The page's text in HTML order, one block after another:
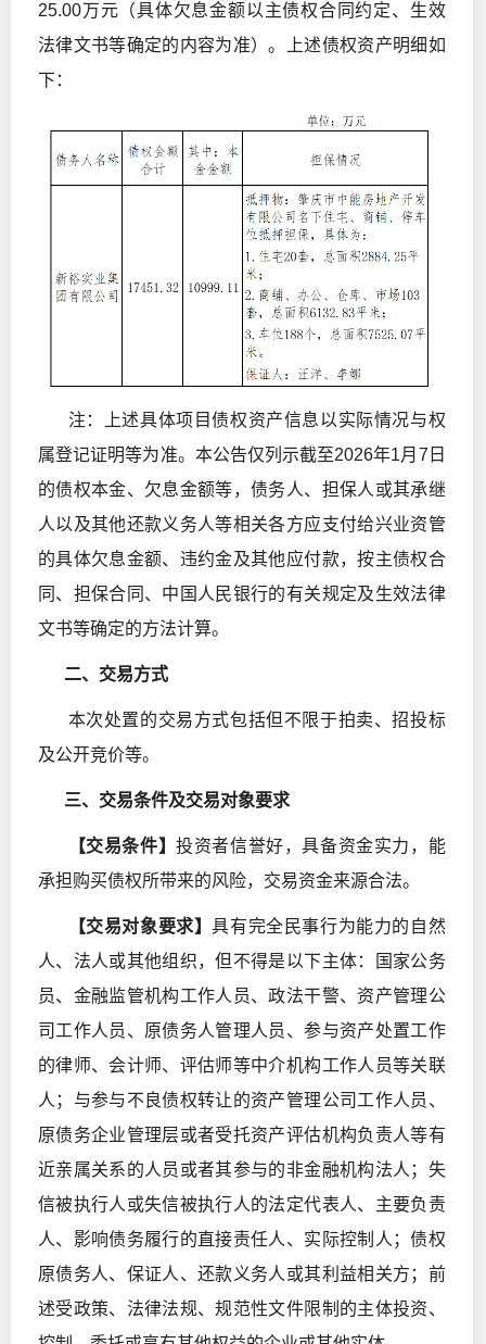
25.00万元（具体欠息金额以主债权合同约定、生效
法律文书等确定的内容为准）。上述债权资产明细如
下：
注：上述具体项目债权资产信息以实际情况与权
属登记证明等为准。本公告仅列示截至2026年1月7日
的债权本金、欠息金额等，债务人、担保人或其承继
人以及其他还款义务人等相关各方应支付给兴业资管
的具体欠息金额、违约金及其他应付款，按主债权合
同、担保合同、中国人民银行的有关规定及生效法律
文书等确定的方法计算。
二、交易方式
本次处置的交易方式包括但不限于拍卖、招投标
及公开竞价等。
三、交易条件及交易对象要求
【交易条件】投资者信誉好，具备资金实力，能
承担购买债权所带来的风险，交易资金来源合法。
【交易对象要求】具有完全民事行为能力的自然
人、法人或其他组织，但不得是以下主体：国家公务
员、金融监管机构工作人员、政法干警、资产管理公
司工作人员、原债务人管理人员、参与资产处置工作
的律师、会计师、评估师等中介机构工作人员等关联
人；与参与不良债权转让的资产管理公司工作人员、
原债务企业管理层或者受托资产评估机构负责人等有
近亲属关系的人员或者其参与的非金融机构法人；失
信被执行人或失信被执行人的法定代表人、主要负责
人、影响债务履行的直接责任人、实际控制人；债权
原债务人、保证人、还款义务人或其利益相关方；前
述受政策、法律法规、规范性文件限制的主体投资、